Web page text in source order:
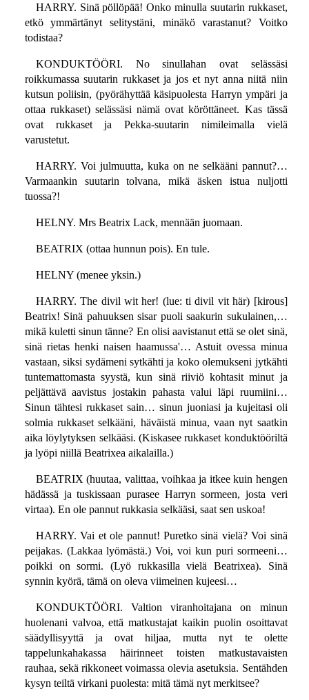
HARRY. Sinä pöllöpää! Onko minulla suutarin rukkaset,
etkö ymmärtänyt selitystäni, minäkö varastanut? Voitko
todistaa?
KONDUKTÖÖRI. No sinullahan ovat selässäsi
roikkumassa suutarin rukkaset ja jos et nyt anna niitä niin
kutsun poliisin, (pyörähyttää käsipuolesta Harryn ympäri ja
ottaa rukkaset) selässäsi nämä ovat köröttäneet. Kas tässä
ovat rukkaset ja Pekka-suutarin nimileimalla vielä
varustetut.
HARRY. Voi julmuutta, kuka on ne selkääni pannut?…
Varmaankin suutarin tolvana, mikä äsken istua nuljotti
tuossa?!
HELNY. Mrs Beatrix Lack, mennään juomaan.
BEATRIX (ottaa hunnun pois). En tule.
HELNY (menee yksin.)
HARRY. The divil wit her! (lue: ti divil vit här) [kirous]
Beatrix! Sinä pahuuksen sisar puoli saakurin sukulainen,…
mikä kuletti sinun tänne? En olisi aavistanut että se olet sinä,
sinä rietas henki naisen haamussa'… Astuit ovessa minua
vastaan, siksi sydämeni sytkähti ja koko olemukseni jytkähti
tuntemattomasta syystä, kun sinä riiviö kohtasit minut ja
peljättävä aavistus jostakin pahasta valui läpi ruumiini…
Sinun tähtesi rukkaset sain… sinun juoniasi ja kujeitasi oli
solmia rukkaset selkääni, häväistä minua, vaan nyt saatkin
aika löylytyksen selkääsi. (Kiskasee rukkaset konduktööriltä
ja lyöpi niillä Beatrixea aikalailla.)
BEATRIX (huutaa, valittaa, voihkaa ja itkee kuin hengen
hädässä ja tuskissaan purasee Harryn sormeen, josta veri
virtaa). En ole pannut rukkasia selkääsi, saat sen uskoa!
HARRY. Vai et ole pannut! Puretko sinä vielä? Voi sinä
peijakas. (Lakkaa lyömästä.) Voi, voi kun puri sormeeni…
poikki on sormi. (Lyö rukkasilla vielä Beatrixea). Sinä
synnin kyörä, tämä on oleva viimeinen kujeesi…
KONDUKTÖÖRI. Valtion viranhoitajana on minun
huolenani valvoa, että matkustajat kaikin puolin osoittavat
säädyllisyyttä ja ovat hiljaa, mutta nyt te olette
tappelunkahakassa häirinneet toisten matkustavaisten
rauhaa, sekä rikkoneet voimassa olevia asetuksia. Sentähden
kysyn teiltä virkani puolesta: mitä tämä nyt merkitsee?